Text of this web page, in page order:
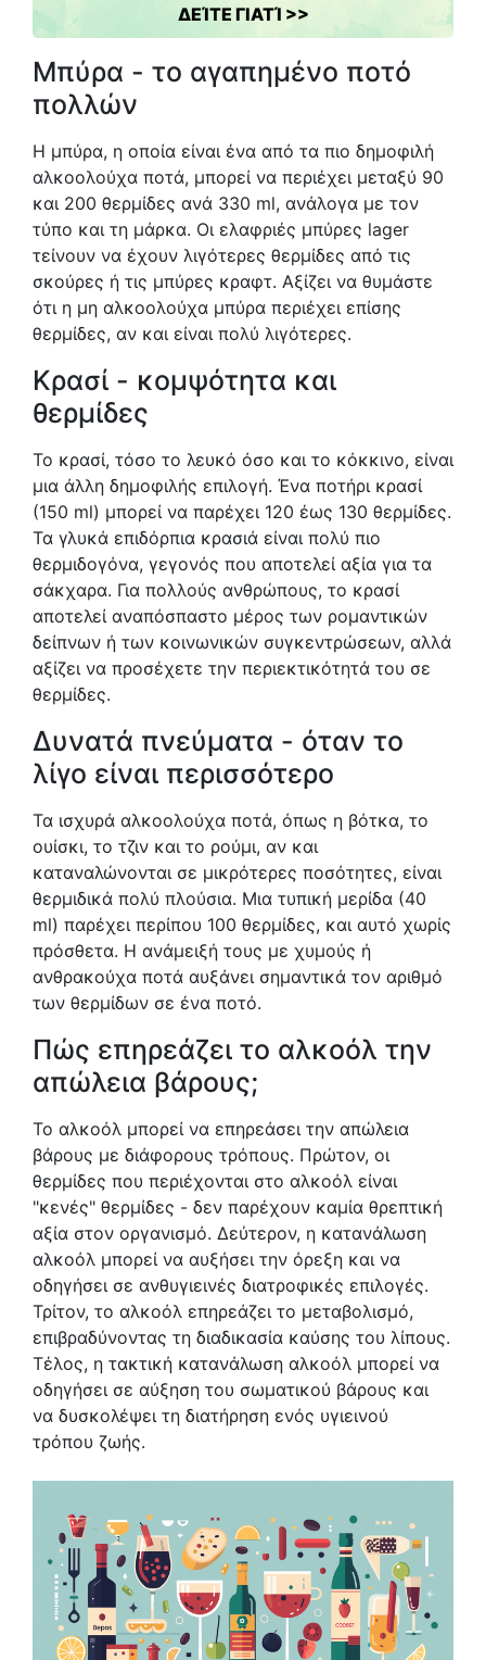
ΔΕΊΤΕ ΓΙΑΤΊ >>
Μπύρα - το αγαπημένο ποτό
πολλών
Η μπύρα, η οποία είναι ένα από τα πιο δημοφιλή
αλκοολούχα ποτά, μπορεί να περιέχει μεταξύ 90
και 200 θερμίδες ανά 330 ml, ανάλογα με τον
τύπο και τη μάρκα. Οι ελαφριές μπύρες lager
τείνουν να έχουν λιγότερες θερμίδες από τις
σκούρες ή τις μπύρες κραφτ. Αξίζει να θυμάστε
ότι η μη αλκοολούχα μπύρα περιέχει επίσης
θερμίδες, αν και είναι πολύ λιγότερες.
Κρασί - κομψότητα και
θερμίδες
Το κρασί, τόσο το λευκό όσο και το κόκκινο, είναι
μια άλλη δημοφιλής επιλογή. Ένα ποτήρι κρασί
(150 ml) μπορεί να παρέχει 120 έως 130 θερμίδες.
Τα γλυκά επιδόρπια κρασιά είναι πολύ πιο
θερμιδογόνα, γεγονός που αποτελεί αξία για τα
σάκχαρα. Για πολλούς ανθρώπους, το κρασί
αποτελεί αναπόσπαστο μέρος των ρομαντικών
δείπνων ή των κοινωνικών συγκεντρώσεων, αλλά
αξίζει να προσέχετε την περιεκτικότητά του σε
θερμίδες.
Δυνατά πνεύματα - όταν το
λίγο είναι περισσότερο
Τα ισχυρά αλκοολούχα ποτά, όπως η βότκα, το
ουίσκι, το τζιν και το ρούμι, αν και
καταναλώνονται σε μικρότερες ποσότητες, είναι
θερμιδικά πολύ πλούσια. Μια τυπική μερίδα (40
ml) παρέχει περίπου 100 θερμίδες, και αυτό χωρίς
πρόσθετα. Η ανάμειξή τους με χυμούς ή
ανθρακούχα ποτά αυξάνει σημαντικά τον αριθμό
των θερμίδων σε ένα ποτό.
Πώς επηρεάζει το αλκοόλ την
απώλεια βάρους;
Το αλκοόλ μπορεί να επηρεάσει την απώλεια
βάρους με διάφορους τρόπους. Πρώτον, οι
θερμίδες που περιέχονται στο αλκοόλ είναι
"κενές" θερμίδες - δεν παρέχουν καμία θρεπτική
αξία στον οργανισμό. Δεύτερον, η κατανάλωση
αλκοόλ μπορεί να αυξήσει την όρεξη και να
οδηγήσει σε ανθυγιεινές διατροφικές επιλογές.
Τρίτον, το αλκοόλ επηρεάζει το μεταβολισμό,
επιβραδύνοντας τη διαδικασία καύσης του λίπους.
Τέλος, η τακτική κατανάλωση αλκοόλ μπορεί να
οδηγήσει σε αύξηση του σωματικού βάρους και
να δυσκολέψει τη διατήρηση ενός υγιεινού
τρόπου ζωής.